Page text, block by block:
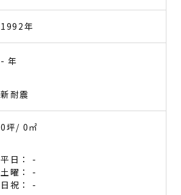
1992年
- 年
新耐震
0坪/ 0㎡
平日： -
土曜： -
日祝： -